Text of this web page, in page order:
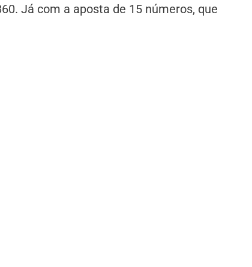
Já com a aposta de 15 números, que